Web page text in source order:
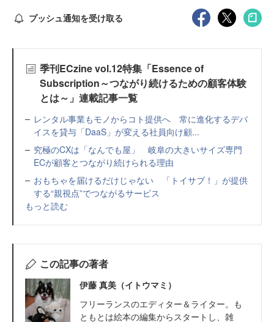
プッシュ通知を受け取る
季刊ECzine vol.12特集「Essence of
Subscription～つながり続けるための顧客体験
とは～」連載記事一覧
レンタル事業もモノからコト提供へ 常に進化するデバ
イスを貸与「DaaS」が変える社員向け顧...
究極のCXは「なんでも屋」 岐阜の大きいサイズ専門
ECが顧客とつながり続けられる理由
おもちゃを届けるだけじゃない 「トイサブ！」が提供
する“親視点”でつながるサービス
もっと読む
この記事の著者
伊藤 真美（イトウマミ）
フリーランスのエディター＆ライター。も
ともとは絵本の編集からスタートし、雑